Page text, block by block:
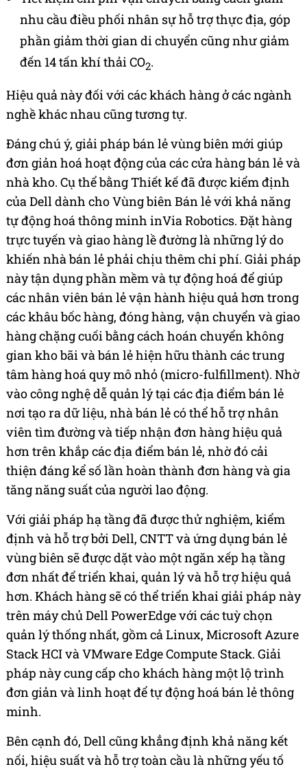
nhu cầu điều phối nhân sự hỗ trợ thực địa, góp
phần giảm thời gian di chuyển cũng như giảm
đến 14 tấn khí thải CO2.
Hiệu quả này đối với các khách hàng ở các ngành
nghề khác nhau cũng tương tự.
Đáng chú ý, giải pháp bán lẻ vùng biên mới giúp
đơn giản hoá hoạt động của các cửa hàng bán lẻ và
nhà kho. Cụ thể bằng Thiết kế đã được kiểm định
của Dell dành cho Vùng biên Bán lẻ với khả năng
tự động hoá thông minh inVia Robotics. Đặt hàng
trực tuyến và giao hàng lề đường là những lý do
khiến nhà bán lẻ phải chịu thêm chi phí. Giải pháp
này tận dụng phần mềm và tự động hoá để giúp
các nhân viên bán lẻ vận hành hiệu quả hơn trong
các khâu bốc hàng, đóng hàng, vận chuyển và giao
hàng chặng cuối bằng cách hoán chuyển không
gian kho bãi và bán lẻ hiện hữu thành các trung
tâm hàng hoá quy mô nhỏ (micro-fulfillment). Nhờ
vào công nghệ dễ quản lý tại các địa điểm bán lẻ
nơi tạo ra dữ liệu, nhà bán lẻ có thể hỗ trợ nhân
viên tìm đường và tiếp nhận đơn hàng hiệu quả
hơn trên khắp các địa điểm bán lẻ, nhờ đó cải
thiện đáng kể số lần hoàn thành đơn hàng và gia
tăng năng suất của người lao động.
Với giải pháp hạ tầng đã được thử nghiệm, kiểm
định và hỗ trợ bởi Dell, CNTT và ứng dụng bán lẻ
vùng biên sẽ được dặt vào một ngăn xếp hạ tầng
đơn nhất để triển khai, quản lý và hỗ trợ hiệu quả
hơn. Khách hàng sẽ có thể triển khai giải pháp này
trên máy chủ Dell PowerEdge với các tuỳ chọn
quản lý thống nhất, gồm cả Linux, Microsoft Azure
Stack HCI và VMware Edge Compute Stack. Giải
pháp này cung cấp cho khách hàng một lộ trình
đơn giản và linh hoạt để tự động hoá bán lẻ thông
minh.
Bên cạnh đó, Dell cũng khẳng định khả năng kết
nối, hiệu suất và hỗ trợ toàn cầu là những yếu tố